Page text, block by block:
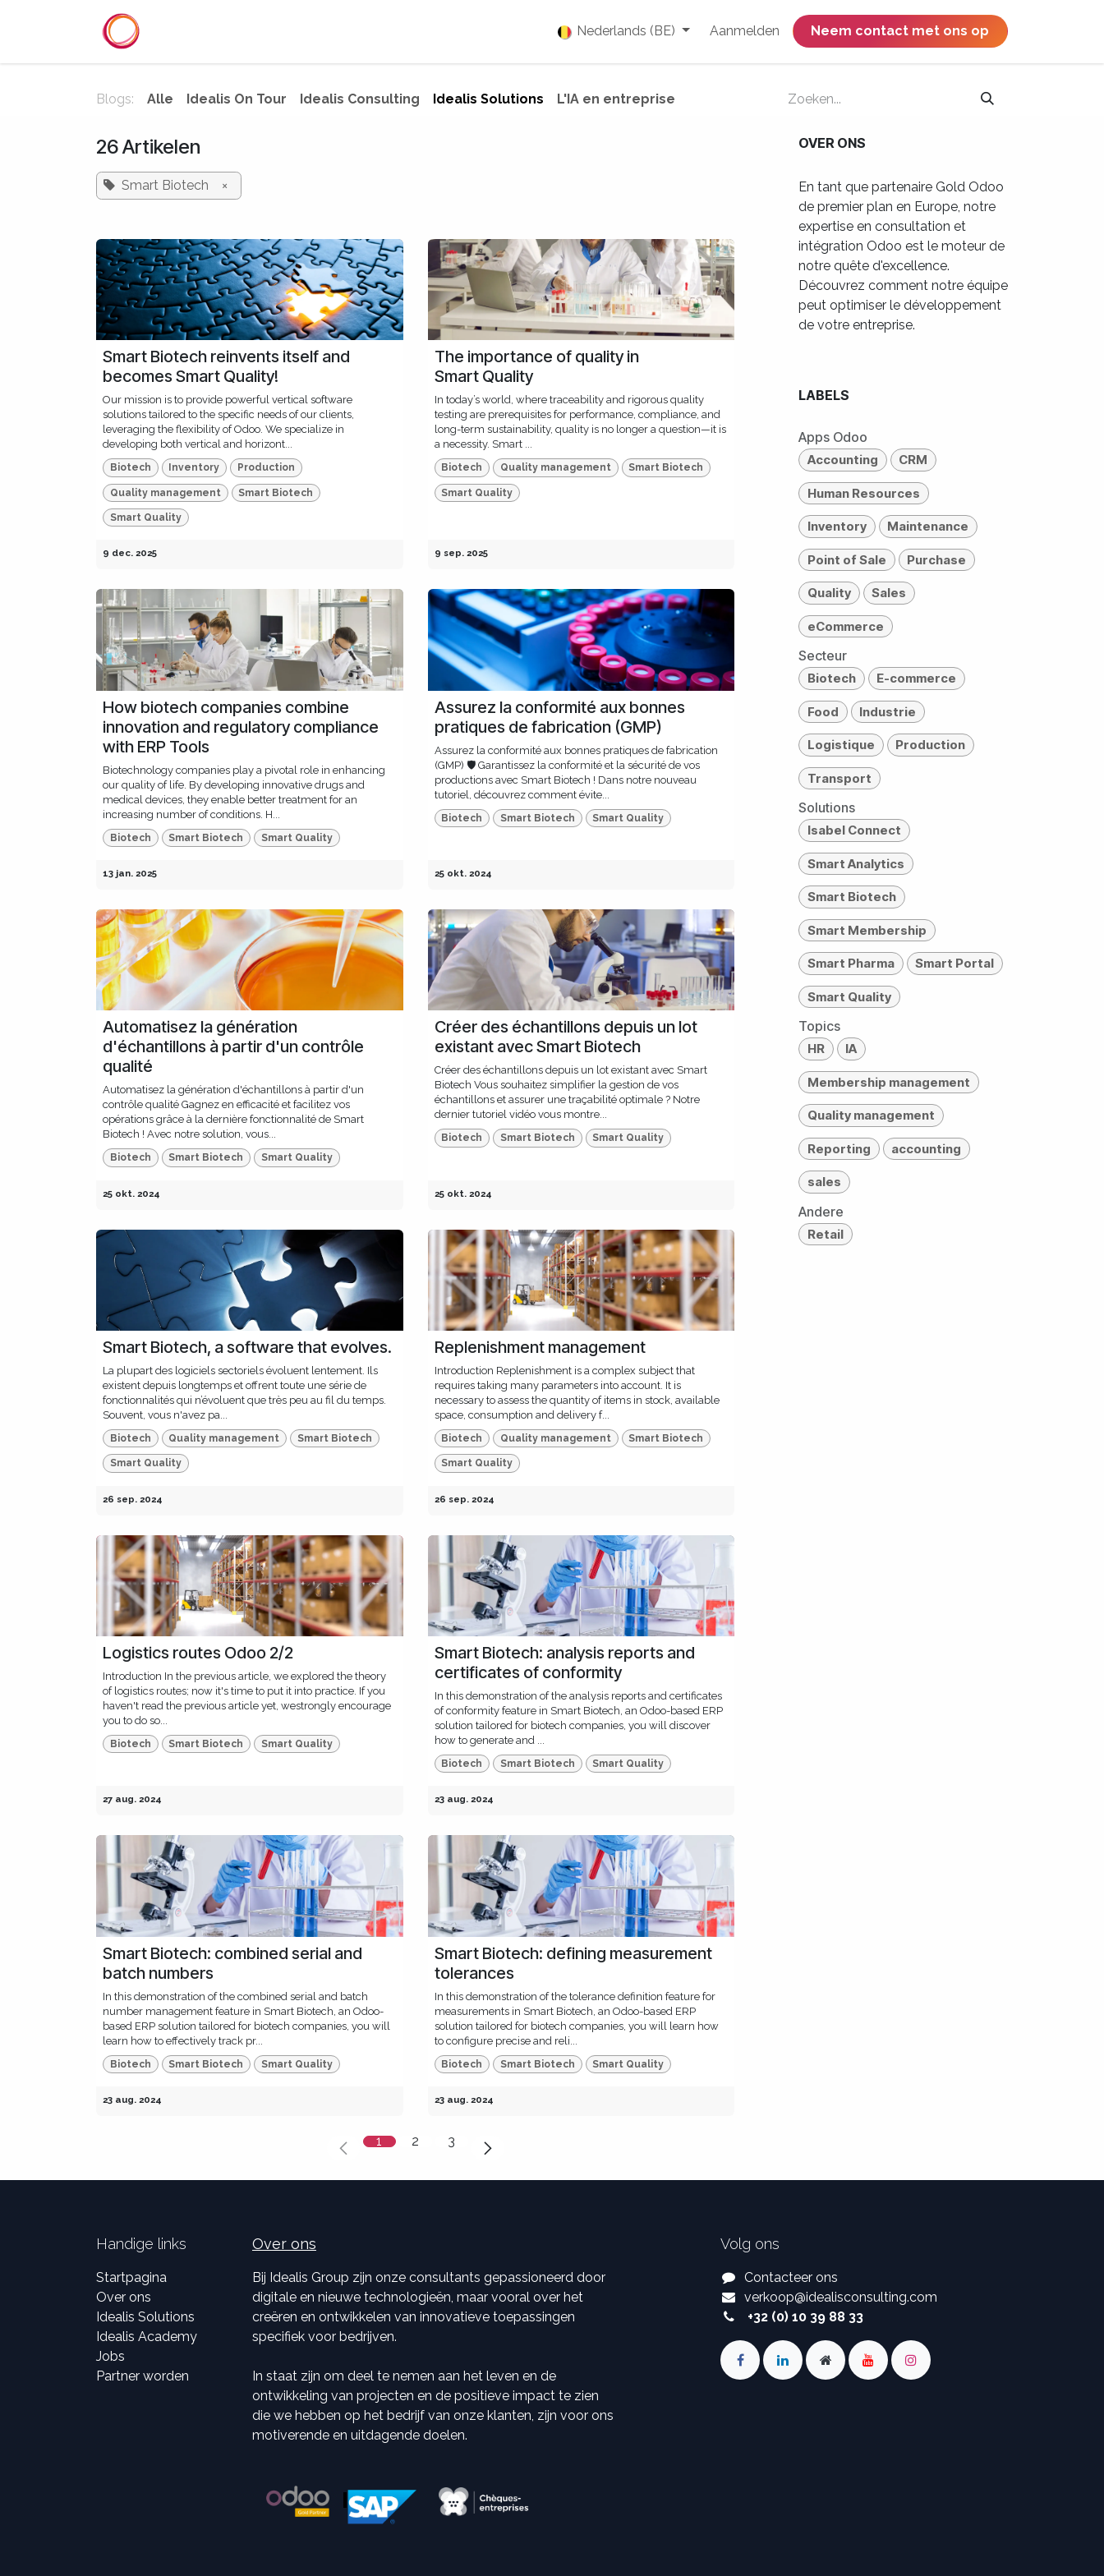
Blog Event
Nederlands (BE) Aanmelden ​​​​​​​​​​​​​​​​Neem contact met ons op
Blogs: Alle Idealis On Tour Idealis Consulting Idealis Solutions L'IA en entreprise
26 Artikelen
Smart Biotech ×
Smart Biotech reinvents itself and
becomes Smart Quality!
Our mission is to provide powerful vertical software
solutions tailored to the specific needs of our clients,
leveraging the flexibility of Odoo. We specialize in
developing both vertical and horizont...
Biotech Inventory Production
Quality management Smart Biotech
Smart Quality
9 dec. 2025
The importance of quality in
Smart Quality
In today’s world, where traceability and rigorous quality
testing are prerequisites for performance, compliance, and
long-term sustainability, quality is no longer a question—it is
a necessity. Smart ...
Biotech Quality management Smart Biotech
Smart Quality
9 sep. 2025
How biotech companies combine
innovation and regulatory compliance
with ERP Tools
Biotechnology companies play a pivotal role in enhancing
our quality of life. By developing innovative drugs and
medical devices, they enable better treatment for an
increasing number of conditions. H...
Biotech Smart Biotech Smart Quality
13 jan. 2025
Assurez la conformité aux bonnes
pratiques de fabrication (GMP)
Assurez la conformité aux bonnes pratiques de fabrication
(GMP) 🛡️ Garantissez la conformité et la sécurité de vos
productions avec Smart Biotech ! Dans notre nouveau
tutoriel, découvrez comment évite...
Biotech Smart Biotech Smart Quality
25 okt. 2024
Automatisez la génération
d'échantillons à partir d'un contrôle
qualité
Automatisez la génération d'échantillons à partir d'un
contrôle qualité Gagnez en efficacité et facilitez vos
opérations grâce à la dernière fonctionnalité de Smart
Biotech ! Avec notre solution, vous...
Biotech Smart Biotech Smart Quality
25 okt. 2024
Créer des échantillons depuis un lot
existant avec Smart Biotech
Créer des échantillons depuis un lot existant avec Smart
Biotech Vous souhaitez simplifier la gestion de vos
échantillons et assurer une traçabilité optimale ? Notre
dernier tutoriel vidéo vous montre...
Biotech Smart Biotech Smart Quality
25 okt. 2024
Smart Biotech, a software that evolves.
La plupart des logiciels sectoriels évoluent lentement. Ils
existent depuis longtemps et offrent toute une série de
fonctionnalités qui n’évoluent que très peu au fil du temps.
Souvent, vous n'avez pa...
Biotech Quality management Smart Biotech
Smart Quality
26 sep. 2024
Replenishment management
Introduction Replenishment is a complex subject that
requires taking many parameters into account. It is
necessary to assess the quantity of items in stock, available
space, consumption and delivery f...
Biotech Quality management Smart Biotech
Smart Quality
26 sep. 2024
Logistics routes Odoo 2/2
Introduction In the previous article, we explored the theory
of logistics routes; now it's time to put it into practice. If you
haven't read the previous article yet, westrongly encourage
you to do so...
Biotech Smart Biotech Smart Quality
27 aug. 2024
Smart Biotech: analysis reports and
certificates of conformity
In this demonstration of the analysis reports and certificates
of conformity feature in Smart Biotech, an Odoo-based ERP
solution tailored for biotech companies, you will discover
how to generate and ...
Biotech Smart Biotech Smart Quality
23 aug. 2024
Smart Biotech: combined serial and
batch numbers
In this demonstration of the combined serial and batch
number management feature in Smart Biotech, an Odoo-
based ERP solution tailored for biotech companies, you will
learn how to effectively track pr...
Biotech Smart Biotech Smart Quality
23 aug. 2024
Smart Biotech: defining measurement
tolerances
In this demonstration of the tolerance definition feature for
measurements in Smart Biotech, an Odoo-based ERP
solution tailored for biotech companies, you will learn how
to configure precise and reli...
Biotech Smart Biotech Smart Quality
23 aug. 2024
1 2 3
OVER ONS
En tant que partenaire Gold Odoo
de premier plan en Europe, notre
expertise en consultation et
intégration Odoo est le moteur de
notre quête d'excellence.
Découvrez comment notre équipe
peut optimiser le développement
de votre entreprise.
LABELS
Apps Odoo
Accounting CRM
Human Resources
Inventory Maintenance
Point of Sale Purchase
Quality Sales
eCommerce
Secteur
Biotech E-commerce
Food Industrie
Logistique Production
Transport
Solutions
Isabel Connect
Smart Analytics
Smart Biotech
Smart Membership
Smart Pharma Smart Portal
Smart Quality
Topics
HR IA
Membership management
Quality management
Reporting accounting
sales
Andere
Retail
Handige links
Startpagina
Over ons
Idealis Solutions
Idealis Academy
Jobs
Partner worden
Over ons
Bij Idealis Group zijn onze consultants gepassioneerd door
digitale en nieuwe technologieën, maar vooral over het
creëren en ontwikkelen van innovatieve toepassingen
specifiek voor bedrijven.
In staat zijn om deel te nemen aan het leven en de
ontwikkeling van projecten en de positieve impact te zien
die we hebben op het bedrijf van onze klanten, zijn voor ons
motiverende en uitdagende doelen.
Volg ons
Contacteer ons
verkoop@idealisconsulting.com
+32 (0) 10 39 88 33